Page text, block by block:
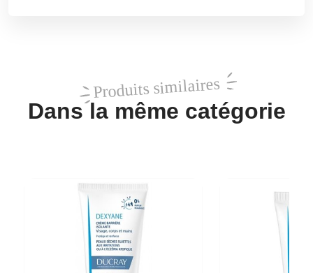
Produits similaires
Dans la même catégorie